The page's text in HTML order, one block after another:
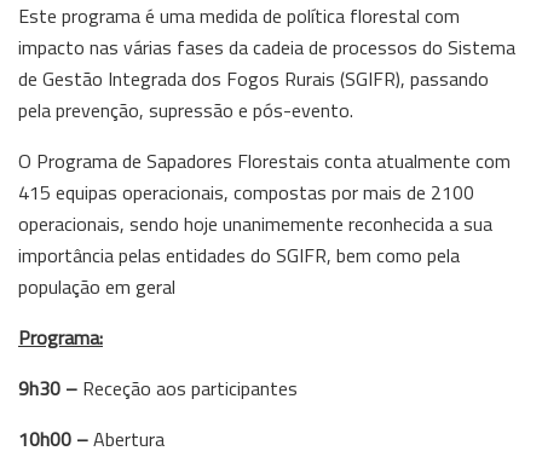
Este programa é uma medida de política florestal com
impacto nas várias fases da cadeia de processos do Sistema
de Gestão Integrada dos Fogos Rurais (SGIFR), passando
pela prevenção, supressão e pós-evento.
O Programa de Sapadores Florestais conta atualmente com
415 equipas operacionais, compostas por mais de 2100
operacionais, sendo hoje unanimemente reconhecida a sua
importância pelas entidades do SGIFR, bem como pela
população em geral
Programa:
9h30 – Receção aos participantes
10h00 –Abertura